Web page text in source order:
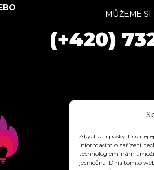
Abychom poskytli co
informacím o zařízení,
technologiemi nám
jedinečná ID na tomto
MŮŽEME SI
(+420)